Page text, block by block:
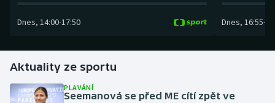
Gymnastika
Házená
Dnes, 14:00-17:50 Dnes, 16:55-
Aktuality ze sportu
PLAVÁNÍ
Seemanová se před ME cítí zpět ve